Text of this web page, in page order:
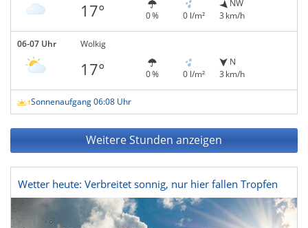
17° 0 % 0 l/m²
NW
3 km/h
06-07 Uhr Wolkig
17° 0 % 0 l/m²
N
3 km/h
Sonnenaufgang 06:08 Uhr
Weitere Stunden anzeigen
Wetter heute: Verbreitet sonnig, nur hier fallen Tropfen